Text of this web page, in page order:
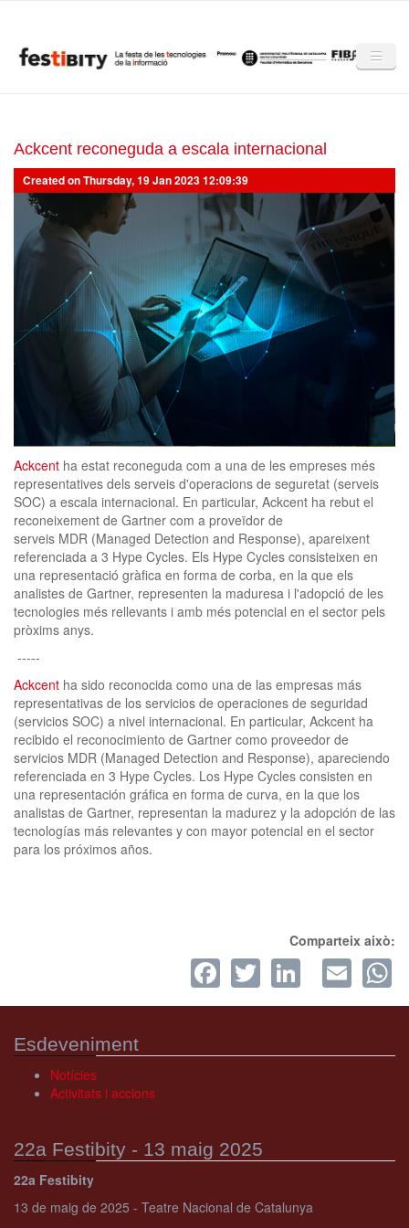
Club Festibity
La Festibity
Partners
Mencions
Notícies
Mèdia
Altres edicions
clickNEWS
Ackcent reconeguda a escala internacional
Created on Thursday, 19 Jan 2023 12:09:39
Ackcent ha estat reconeguda com a una de les empreses més
representatives dels serveis d'operacions de seguretat (serveis
SOC) a escala internacional. En particular, Ackcent ha rebut el
reconeixement de Gartner com a proveïdor de
serveis MDR (Managed Detection and Response), apareixent
referenciada a 3 Hype Cycles. Els Hype Cycles consisteixen en
una representació gràfica en forma de corba, en la que els
analistes de Gartner, representen la maduresa i l'adopció de les
tecnologies més rellevants i amb més potencial en el sector pels
pròxims anys.
-----
Ackcent ha sido reconocida como una de las empresas más
representativas de los servicios de operaciones de seguridad
(servicios SOC) a nivel internacional. En particular, Ackcent ha
recibido el reconocimiento de Gartner como proveedor de
servicios MDR (Managed Detection and Response), apareciendo
referenciada en 3 Hype Cycles. Los Hype Cycles consisten en
una representación gráfica en forma de curva, en la que los
analistas de Gartner, representan la madurez y la adopción de las
tecnologías más relevantes y con mayor potencial en el sector
para los próximos años.
Comparteix això:
Facebook
Twitter
Esdeveniment
Notícies
Activitats i accions
22a Festibity - 13 maig 2025
22a Festibity
13 de maig de 2025 - Teatre Nacional de Catalunya